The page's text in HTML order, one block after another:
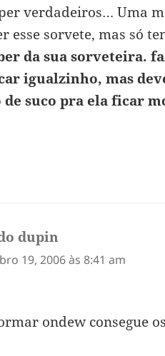
verdadeiros… Uma
esse sorvete, mas só
da sua sorveteira.
igualzinho, mas
de suco pra ela ficar
dupin
19, 2006 às 8:41 am
ondew consegue